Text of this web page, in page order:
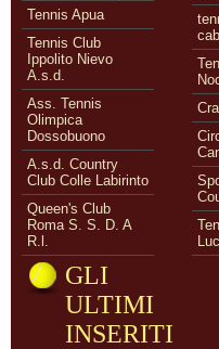
Tennis Apua
Tennis Club
Ippolito Nievo
A.s.d.
Ass. Tennis
Olimpica
Dossobuono
A.s.d. Country
Club Colle Labirinto
Queen's Club
Roma S. S. D. A
R.l.
GLI
ULTIMI
INSERITI